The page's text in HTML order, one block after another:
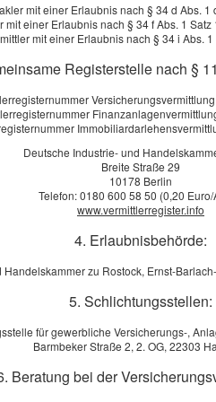
, dass die eingegebenen Daten
*
mit einer Erlaubnis nach § 34 d Abs. 1
einer Erlaubnis nach § 34 f Abs. 1
mit einer Erlaubnis nach § 34 i Abs.
Registerstelle nach §
Deutsche Industrie- und
Breite Straße 29
10178 Berlin
Telefon: 0180 600 58 50 (0,20 Euro/
www.vermittlerregister.info
4. Erlaubnisbehörde:
Handelskammer zu Rostock, Ernst-
5. Schlichtungsstellen:
für gewerbliche Versicherungs-,
Barmbeker Straße 2, 2. OG, 22303
Beratung bei der